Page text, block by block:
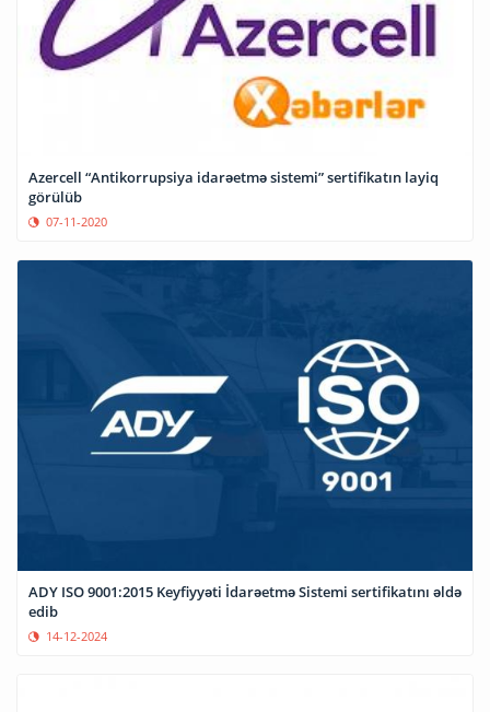
Azercell “Antikorrupsiya idarəetmə sistemi” sertifikatın layiq
görülüb
07-11-2020
ADY ISO 9001:2015 Keyfiyyəti İdarəetmə Sistemi sertifikatını əldə
edib
14-12-2024